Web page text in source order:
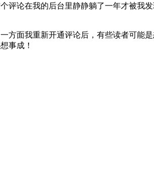
评论在我的后台里静静躺了一年才被我
方面我重新开通评论后，有些读者可能
事成！